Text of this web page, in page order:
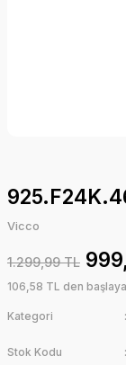
Vicco
1.299,99 TL
106,58 TL den
Kategori
Stok Kodu